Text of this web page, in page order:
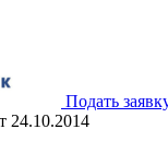
Подать
24.10.2014